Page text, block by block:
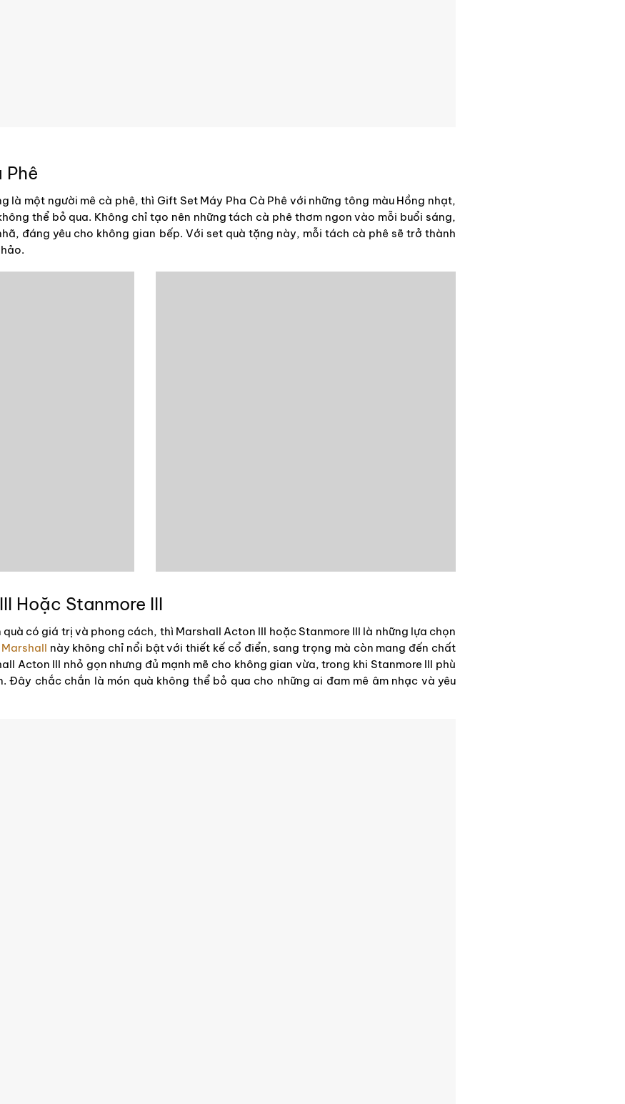
Phê
là một người mê cà phê, thì Gift Set Máy Pha Cà Phê với những tông màu Hồng nhạt,
thể bỏ qua. Không chỉ tạo nên những tách cà phê thơm ngon vào mỗi buổi sáng,
đáng yêu cho không gian bếp. Với set quà tặng này, mỗi tách cà phê sẽ trở thành
Hoặc Stanmore III
quà có giá trị và phong cách, thì Marshall Acton III hoặc Stanmore III là những lựa chọn
này không chỉ nổi bật với thiết kế cổ điển, sang trọng mà còn mang đến chất
Acton III nhỏ gọn nhưng đủ mạnh mẽ cho không gian vừa, trong khi Stanmore III phù
Đây chắc chắn là món quà không thể bỏ qua cho những ai đam mê âm nhạc và yêu